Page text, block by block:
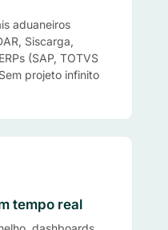
aduaneiros
Siscarga,
(SAP, TOTVS
projeto infinito
tempo real